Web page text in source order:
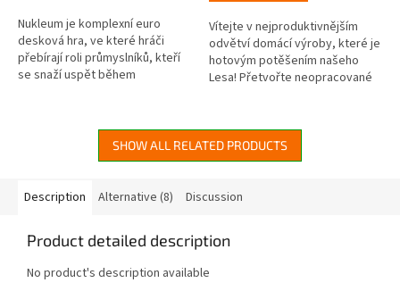
Nukleum je komplexní euro
desková hra, ve které hráči
přebírají roli průmyslníků, kteří
se snaží uspět během
století v Sasku,...
Vítejte v nejproduktivnějším
odvětví domácí výroby, které je
hotovým potěšením našeho
Lesa! Přetvořte neopracované
SHOW ALL RELATED PRODUCTS
Description Alternative (8) Discussion
Product detailed description
No product's description available